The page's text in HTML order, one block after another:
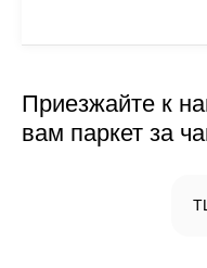
Приезжайте к
вам паркет за